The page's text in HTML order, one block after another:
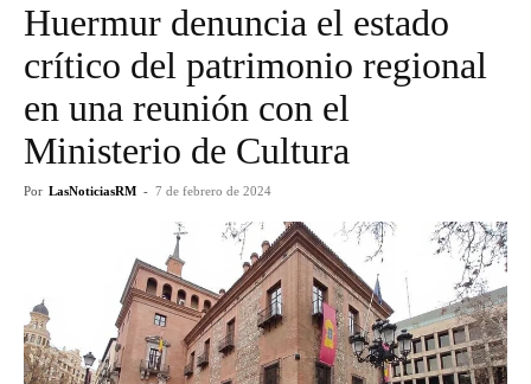
Huermur denuncia el estado
crítico del patrimonio regional
en una reunión con el
Ministerio de Cultura
Por LasNoticiasRM - 7 de febrero de 2024